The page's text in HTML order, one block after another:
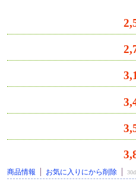
商品情報 お気に入りにから削除